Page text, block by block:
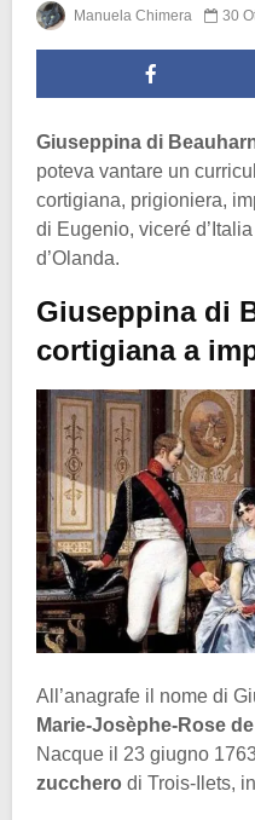
Manuela Chimera 30
Giuseppina di
poteva vantare un
cortigiana, prigioniera,
di Eugenio, viceré
d’Olanda.
Giuseppina di
cortigiana a
All’anagrafe il nome di
Marie-Josèphe-Rose
Nacque il 23 giugno
zucchero di Trois-Ilets,